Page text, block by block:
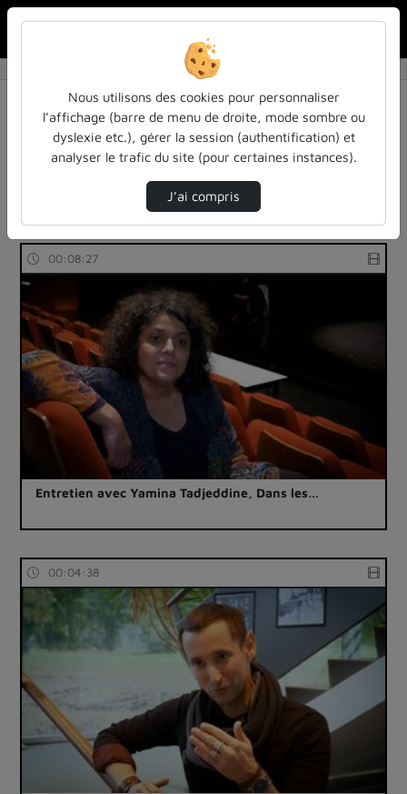
Résultats de la recherche
Filtres actifs (cliquer pour en retirer) :
sdun-videos-en-ligne
sdun-videos-en-ligne
theatre-representations-sur-scene
budget
4 vidéos trouvées
00:08:27
Entretien avec Yamina Tadjeddine, Dans les…
00:04:38
Nous utilisons des cookies pour personnaliser
l’affichage (barre de menu de droite, mode sombre ou
dyslexie etc.), gérer la session (authentification) et
analyser le trafic du site (pour certaines instances).
J’ai compris